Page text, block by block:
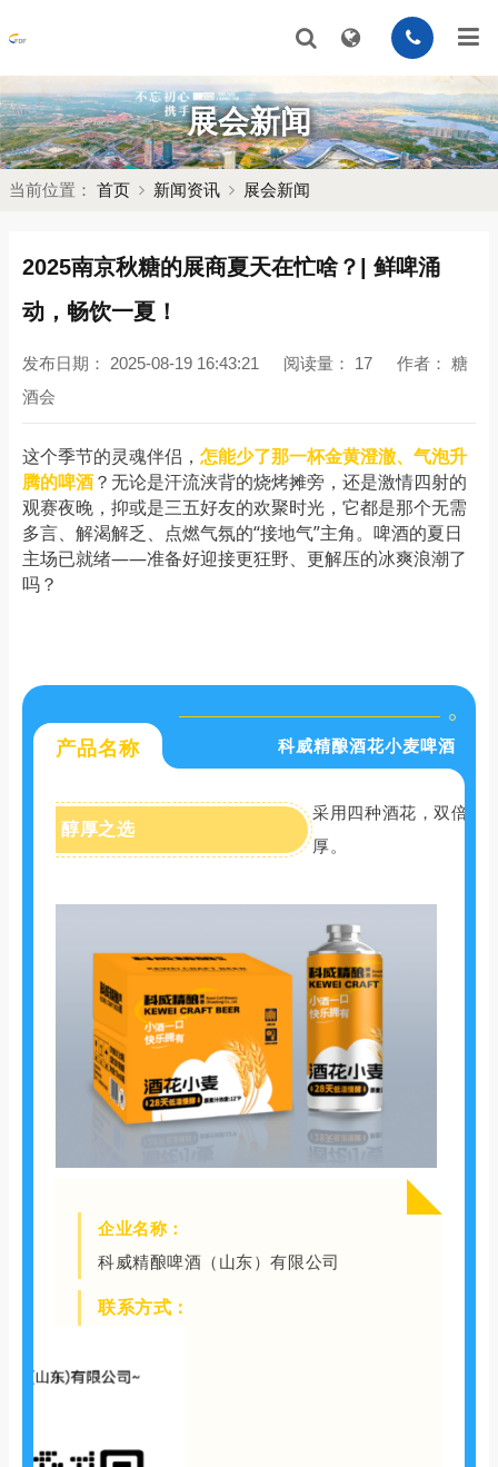
展会新闻
当前位置： 首页 新闻资讯 展会新闻
2025南京秋糖的展商夏天在忙啥？| 鲜啤涌
动，畅饮一夏！
发布日期： 2025-08-19 16:43:21 阅读量： 17 作者： 糖
酒会
这个季节的灵魂伴侣， 怎能少了那一杯金黄澄澈、气泡升
腾的啤酒 ？无论是汗流浃背的烧烤摊旁，还是激情四射的
观赛夜晚，抑或是三五好友的欢聚时光，它都是那个无需
多言、解渴解乏、点燃气氛的“接地气”主角。啤酒的夏日
主场已就绪——准备好迎接更狂野、更解压的冰爽浪潮了
吗？
产品名称 科威精酿酒花小麦啤酒
醇厚之选
采用四种酒花，双倍麦
厚。
企业名称：
科威精酿啤酒（山东）有限公司
联系方式：